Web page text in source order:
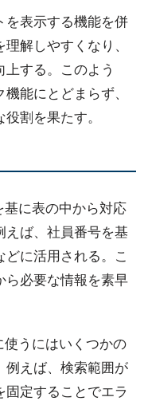
を表示する機能を併
解しやすくなり、
する。このよう
能にとどまらず、
割を果たす。
に表の中から対応
えば、社員番号を基
に活用される。こ
ら必要な情報を素早
うにはいくつかの
例えば、検索範囲が
定することでエラ